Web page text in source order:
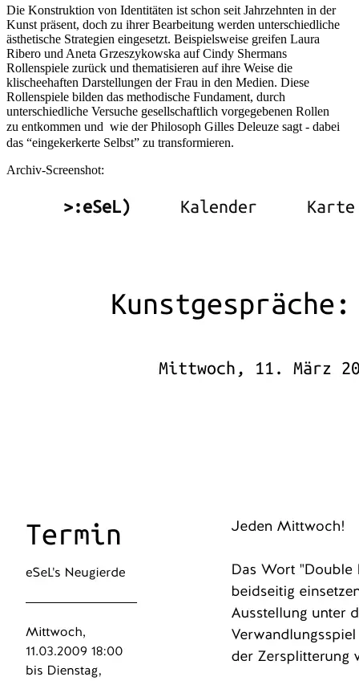
Die Konstruktion von Identitäten ist schon seit Jahrzehnten in der
Kunst präsent, doch zu ihrer Bearbeitung werden unterschiedliche
ästhetische Strategien eingesetzt. Beispielsweise greifen Laura
Ribero und Aneta Grzeszykowska auf Cindy Shermans
Rollenspiele zurück und thematisieren auf ihre Weise die
klischeehaften Darstellungen der Frau in den Medien. Diese
Rollenspiele bilden das methodische Fundament, durch
unterschiedliche Versuche gesellschaftlich vorgegebenen Rollen
zu entkommen und  wie der Philosoph Gilles Deleuze sagt - dabei
das “eingekerkerte Selbst” zu transformieren.
Archiv-Screenshot: